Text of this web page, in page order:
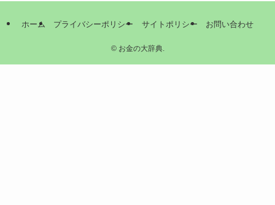
ホーム プライバシーポリシー サイトポリシー お問い合わせ
©お金の大辞典.